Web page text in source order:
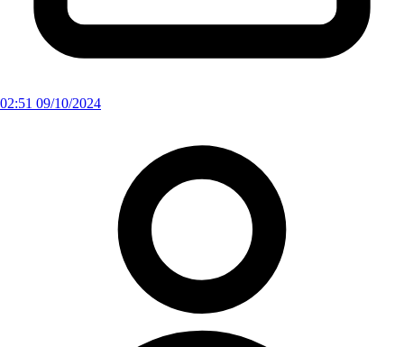
02:51 09/10/2024